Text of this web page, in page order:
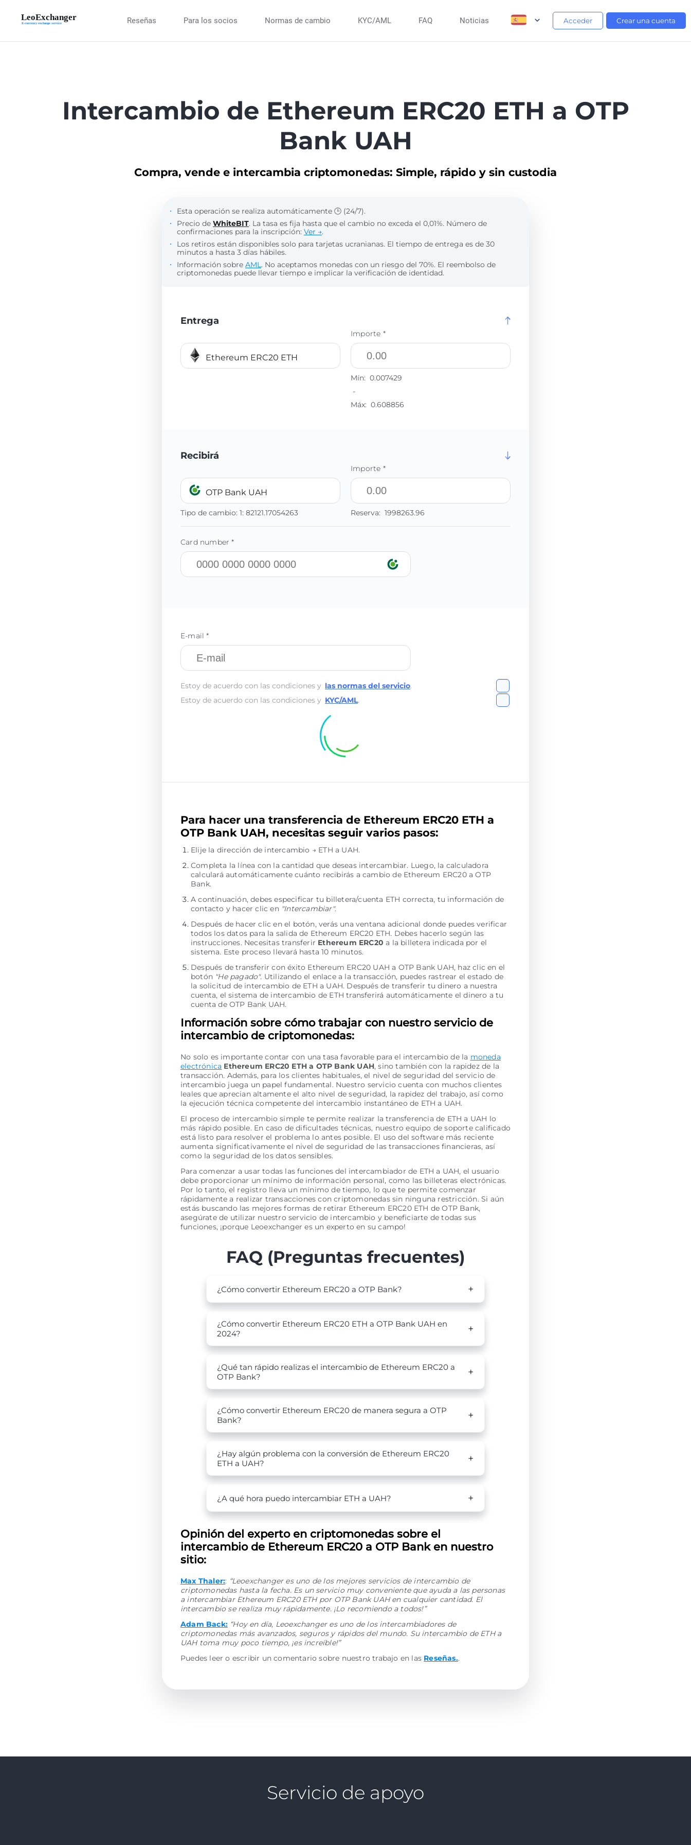
Reseñas Para los socios Normas de cambio KYC/AML FAQ Noticias Acceder Crear una cuenta
Intercambio de Ethereum ERC20 ETH a OTP
Bank UAH
Compra, vende e intercambia criptomonedas: Simple, rápido y sin custodia
Esta operación se realiza automáticamente 🕒 (24/7).
Precio de WhiteBIT. La tasa es fija hasta que el cambio no exceda el 0,01%. Número de
confirmaciones para la inscripción: Ver →.
Los retiros están disponibles solo para tarjetas ucranianas. El tiempo de entrega es de 30
minutos a hasta 3 días hábiles.
Información sobre AML. No aceptamos monedas con un riesgo del 70%. El reembolso de
criptomonedas puede llevar tiempo e implicar la verificación de identidad.
Entrega
Ethereum ERC20 ETH
Importe *
Mín: 0.007429
-
Máx: 0.608856
Recibirá
OTP Bank UAH
Tipo de cambio: 1: 82121.17054263
Importe *
Reserva: 1998263.96
Card number *
E-mail *
Estoy de acuerdo con las condiciones y las normas del servicio.
Estoy de acuerdo con las condiciones y KYC/AML.
Para hacer una transferencia de Ethereum ERC20 ETH a
OTP Bank UAH, necesitas seguir varios pasos:
Elije la dirección de intercambio → ETH a UAH.
Completa la línea con la cantidad que deseas intercambiar. Luego, la calculadora
calculará automáticamente cuánto recibirás a cambio de Ethereum ERC20 a OTP
Bank.
A continuación, debes especificar tu billetera/cuenta ETH correcta, tu información de
contacto y hacer clic en "Intercambiar".
Después de hacer clic en el botón, verás una ventana adicional donde puedes verificar
todos los datos para la salida de Ethereum ERC20 ETH. Debes hacerlo según las
instrucciones. Necesitas transferir Ethereum ERC20 a la billetera indicada por el
sistema. Este proceso llevará hasta 10 minutos.
Después de transferir con éxito Ethereum ERC20 UAH a OTP Bank UAH, haz clic en el
botón "He pagado". Utilizando el enlace a la transacción, puedes rastrear el estado de
la solicitud de intercambio de ETH a UAH. Después de transferir tu dinero a nuestra
cuenta, el sistema de intercambio de ETH transferirá automáticamente el dinero a tu
cuenta de OTP Bank UAH.
Información sobre cómo trabajar con nuestro servicio de
intercambio de criptomonedas:
No solo es importante contar con una tasa favorable para el intercambio de la moneda
electrónica Ethereum ERC20 ETH a OTP Bank UAH, sino también con la rapidez de la
transacción. Además, para los clientes habituales, el nivel de seguridad del servicio de
intercambio juega un papel fundamental. Nuestro servicio cuenta con muchos clientes
leales que aprecian altamente el alto nivel de seguridad, la rapidez del trabajo, así como
la ejecución técnica competente del intercambio instantáneo de ETH a UAH.
El proceso de intercambio simple te permite realizar la transferencia de ETH a UAH lo
más rápido posible. En caso de dificultades técnicas, nuestro equipo de soporte calificado
está listo para resolver el problema lo antes posible. El uso del software más reciente
aumenta significativamente el nivel de seguridad de las transacciones financieras, así
como la seguridad de los datos sensibles.
Para comenzar a usar todas las funciones del intercambiador de ETH a UAH, el usuario
debe proporcionar un mínimo de información personal, como las billeteras electrónicas.
Por lo tanto, el registro lleva un mínimo de tiempo, lo que te permite comenzar
rápidamente a realizar transacciones con criptomonedas sin ninguna restricción. Si aún
estás buscando las mejores formas de retirar Ethereum ERC20 ETH de OTP Bank,
asegúrate de utilizar nuestro servicio de intercambio y beneficiarte de todas sus
funciones, ¡porque Leoexchanger es un experto en su campo!
FAQ (Preguntas frecuentes)
¿Cómo convertir Ethereum ERC20 a OTP Bank?
¿Cómo convertir Ethereum ERC20 ETH a OTP Bank UAH en
2024?
¿Qué tan rápido realizas el intercambio de Ethereum ERC20 a
OTP Bank?
¿Cómo convertir Ethereum ERC20 de manera segura a OTP
Bank?
¿Hay algún problema con la conversión de Ethereum ERC20
ETH a UAH?
¿A qué hora puedo intercambiar ETH a UAH?
Opinión del experto en criptomonedas sobre el
intercambio de Ethereum ERC20 a OTP Bank en nuestro
sitio:
Max Thaler:: “Leoexchanger es uno de los mejores servicios de intercambio de
criptomonedas hasta la fecha. Es un servicio muy conveniente que ayuda a las personas
a intercambiar Ethereum ERC20 ETH por OTP Bank UAH en cualquier cantidad. El
intercambio se realiza muy rápidamente. ¡Lo recomiendo a todos!”
Adam Back: “Hoy en día, Leoexchanger es uno de los intercambiadores de
criptomonedas más avanzados, seguros y rápidos del mundo. Su intercambio de ETH a
UAH toma muy poco tiempo, ¡es increíble!”
Puedes leer o escribir un comentario sobre nuestro trabajo en las Reseñas..
Servicio de apoyo